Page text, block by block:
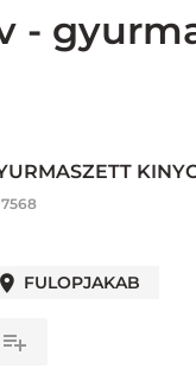
-
FULOPJAKAB